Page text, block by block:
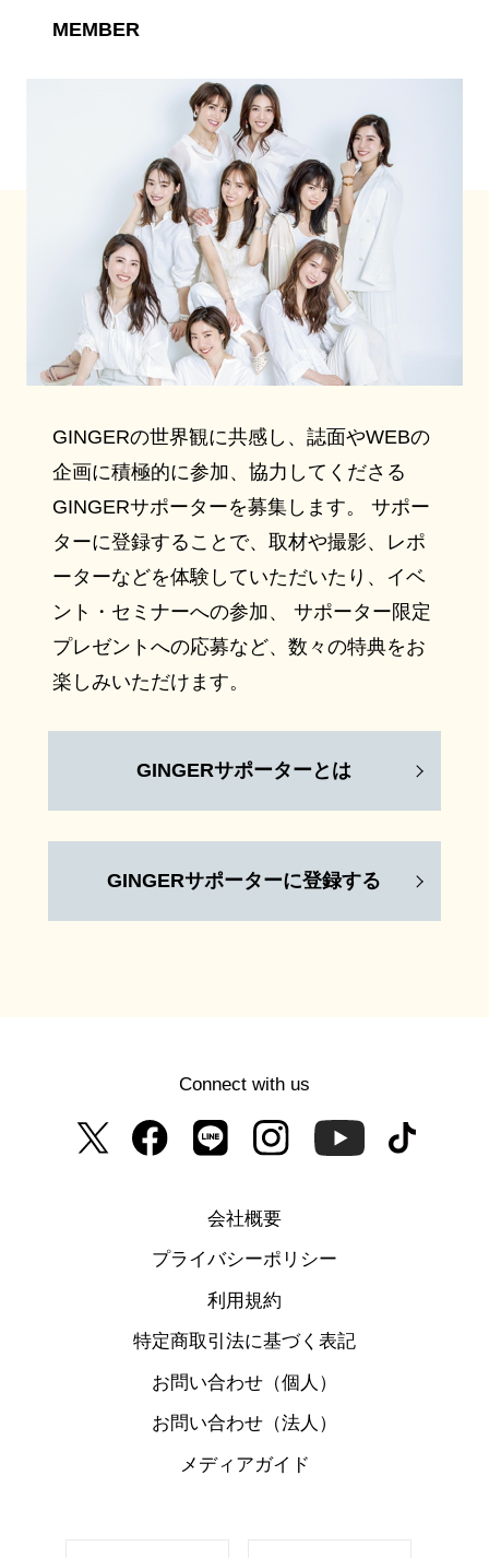
MEMBER
GINGERの世界観に共感し、誌面やWEBの
企画に積極的に参加、協力してくださる
GINGERサポーターを募集します。 サポー
ターに登録することで、取材や撮影、レポ
ーターなどを体験していただいたり、イベ
ント・セミナーへの参加、 サポーター限定
プレゼントへの応募など、数々の特典をお
楽しみいただけます。
GINGERサポーターとは
GINGERサポーターに登録する
Connect with us
会社概要
プライバシーポリシー
利用規約
特定商取引法に基づく表記
お問い合わせ（個人）
お問い合わせ（法人）
メディアガイド